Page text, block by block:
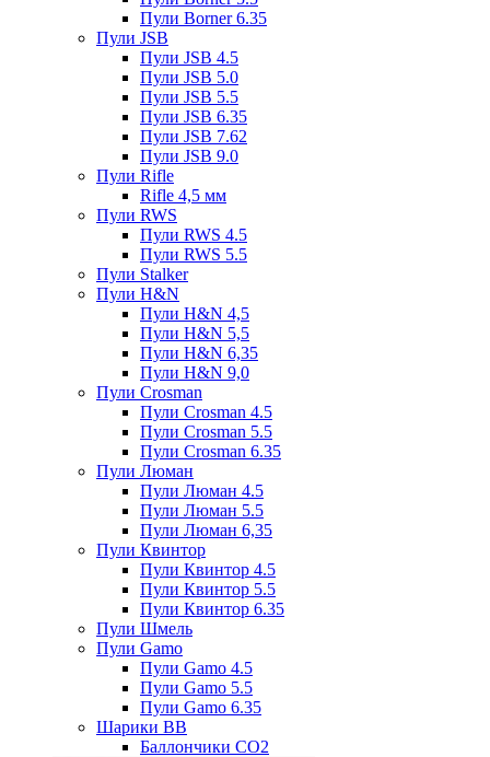
Пули Borner 6.35
Пули JSB
Пули JSB 4.5
Пули JSB 5.0
Пули JSB 5.5
Пули JSB 6.35
Пули JSB 7.62
Пули JSB 9.0
Пули Rifle
Rifle 4,5 мм
Пули RWS
Пули RWS 4.5
Пули RWS 5.5
Пули Stalker
Пули H&N
Пули H&N 4,5
Пули H&N 5,5
Пули H&N 6,35
Пули H&N 9,0
Пули Crosman
Пули Crosman 4.5
Пули Crosman 5.5
Пули Crosman 6.35
Пули Люман
Пули Люман 4.5
Пули Люман 5.5
Пули Люман 6,35
Пули Квинтор
Пули Квинтор 4.5
Пули Квинтор 5.5
Пули Квинтор 6.35
Пули Шмель
Пули Gamo
Пули Gamo 4.5
Пули Gamo 5.5
Пули Gamo 6.35
Шарики BB
Баллончики CO2